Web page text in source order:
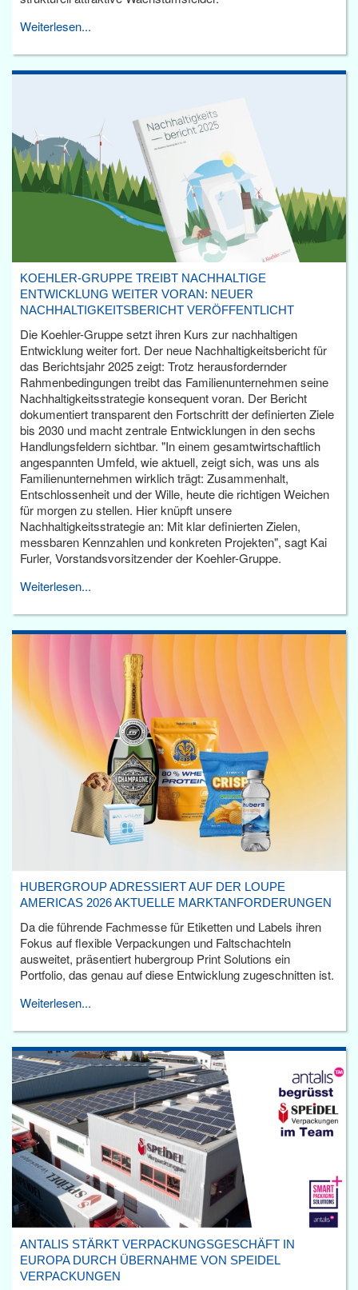
Weiterlesen...
KOEHLER-GRUPPE TREIBT NACHHALTIGE
ENTWICKLUNG WEITER VORAN: NEUER
NACHHALTIGKEITSBERICHT VERÖFFENTLICHT
Die Koehler-Gruppe setzt ihren Kurs zur nachhaltigen
Entwicklung weiter fort. Der neue Nachhaltigkeitsbericht für
das Berichtsjahr 2025 zeigt: Trotz herausfordernder
Rahmenbedingungen treibt das Familienunternehmen seine
Nachhaltigkeitsstrategie konsequent voran. Der Bericht
dokumentiert transparent den Fortschritt der definierten Ziele
bis 2030 und macht zentrale Entwicklungen in den sechs
Handlungsfeldern sichtbar. "In einem gesamtwirtschaftlich
angespannten Umfeld, wie aktuell, zeigt sich, was uns als
Familienunternehmen wirklich trägt: Zusammenhalt,
Entschlossenheit und der Wille, heute die richtigen Weichen
für morgen zu stellen. Hier knüpft unsere
Nachhaltigkeitsstrategie an: Mit klar definierten Zielen,
messbaren Kennzahlen und konkreten Projekten", sagt Kai
Furler, Vorstandsvorsitzender der Koehler-Gruppe.
Weiterlesen...
HUBERGROUP ADRESSIERT AUF DER LOUPE
AMERICAS 2026 AKTUELLE MARKTANFORDERUNGEN
Da die führende Fachmesse für Etiketten und Labels ihren
Fokus auf flexible Verpackungen und Faltschachteln
ausweitet, präsentiert hubergroup Print Solutions ein
Portfolio, das genau auf diese Entwicklung zugeschnitten ist.
Weiterlesen...
ANTALIS STÄRKT VERPACKUNGSGESCHÄFT IN
EUROPA DURCH ÜBERNAHME VON SPEIDEL
VERPACKUNGEN